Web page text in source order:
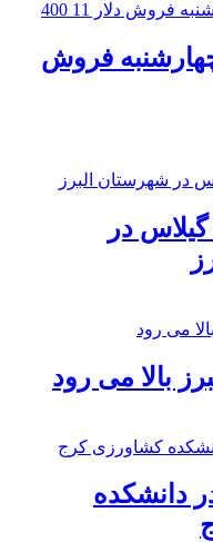
فروش
در
بالا می رود
دانشکده